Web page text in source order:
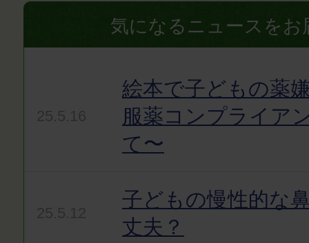
気になるニュースをお
絵本で子どもの薬
服薬コンプライア
て〜
子どもの慢性的な
丈夫？